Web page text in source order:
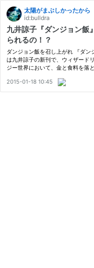
太陽がまぶしかったから
id:bulldra
九井諒子『ダンジョン飯
られるの！？
ダンジョン飯を召し上がれ 『ダン
は九井諒子の新刊で、ウィザード
ジー世界において、金と食料を落
初はドン引き気味だった主人公パ
０…
2015-01-18 10:45